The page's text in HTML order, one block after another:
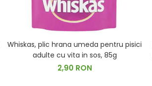
Whiskas, plic hrana umeda pentru pisici
adulte cu vita in sos, 85g
2,90 RON